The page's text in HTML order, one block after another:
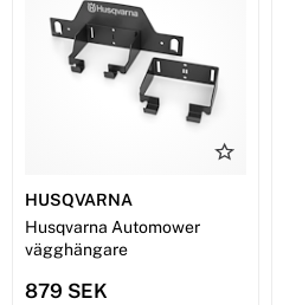
HUSQVARNA
Husqvarna Automower
vägghängare
879 SEK